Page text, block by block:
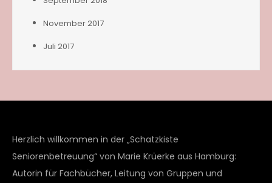
November 2017
Juli 2017
Herzlich willkommen in der „Schatzkiste
Seniorenbetreuung“ von Marie Krüerke aus Hamburg:
Autorin für Fachbücher, Leitung von Gruppen und